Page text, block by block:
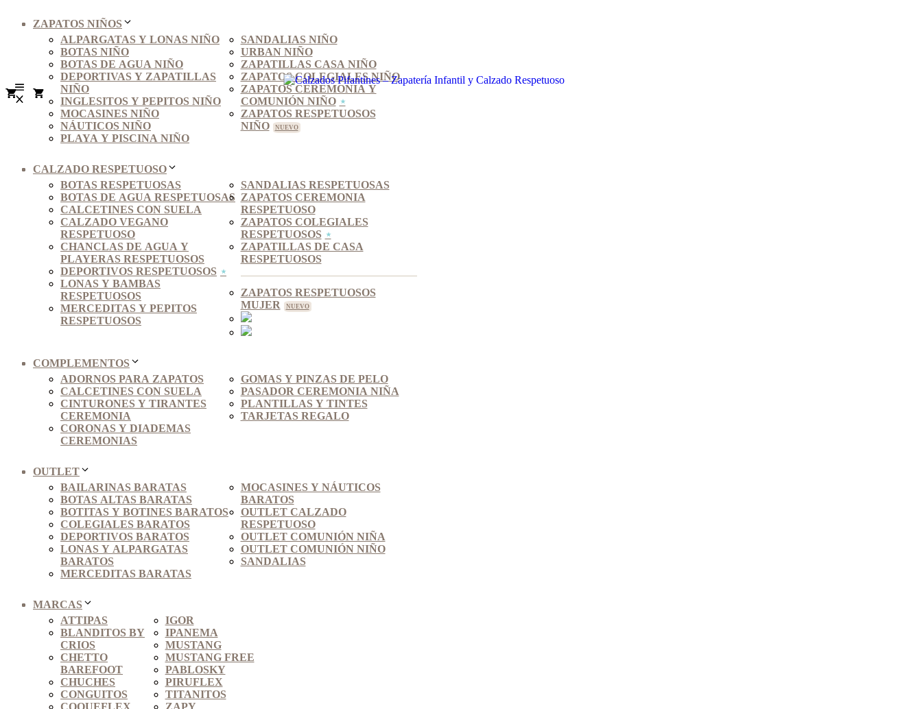
ZAPATOS NIÑOS
ALPARGATAS Y LONAS NIÑO
BOTAS NIÑO
BOTAS DE AGUA NIÑO
DEPORTIVAS Y ZAPATILLAS
NIÑO
INGLESITOS Y PEPITOS NIÑO
MOCASINES NIÑO
NÁUTICOS NIÑO
PLAYA Y PISCINA NIÑO
SANDALIAS NIÑO
URBAN NIÑO
ZAPATILLAS CASA NIÑO
ZAPATOS COLEGIALES NIÑO
ZAPATOS CEREMONIA Y
COMUNIÓN NIÑO
ZAPATOS RESPETUOSOS
NIÑO
CALZADO RESPETUOSO
BOTAS RESPETUOSAS
BOTAS DE AGUA RESPETUOSAS
CALCETINES CON SUELA
CALZADO VEGANO
RESPETUOSO
CHANCLAS DE AGUA Y
PLAYERAS RESPETUOSOS
DEPORTIVOS RESPETUOSOS
LONAS Y BAMBAS
RESPETUOSOS
MERCEDITAS Y PEPITOS
RESPETUOSOS
SANDALIAS RESPETUOSAS
ZAPATOS CEREMONIA
RESPETUOSO
ZAPATOS COLEGIALES
RESPETUOSOS
ZAPATILLAS DE CASA
RESPETUOSOS
ZAPATOS RESPETUOSOS
MUJER
COMPLEMENTOS
ADORNOS PARA ZAPATOS
CALCETINES CON SUELA
CINTURONES Y TIRANTES
CEREMONIA
CORONAS Y DIADEMAS
CEREMONIAS
GOMAS Y PINZAS DE PELO
PASADOR CEREMONIA NIÑA
PLANTILLAS Y TINTES
TARJETAS REGALO
OUTLET
BAILARINAS BARATAS
BOTAS ALTAS BARATAS
BOTITAS Y BOTINES BARATOS
COLEGIALES BARATOS
DEPORTIVOS BARATOS
LONAS Y ALPARGATAS
BARATOS
MERCEDITAS BARATAS
MOCASINES Y NÁUTICOS
BARATOS
OUTLET CALZADO
RESPETUOSO
OUTLET COMUNIÓN NIÑA
OUTLET COMUNIÓN NIÑO
SANDALIAS
MARCAS
ATTIPAS
BLANDITOS BY
CRIOS
CHETTO
BAREFOOT
CHUCHES
CONGUITOS
IGOR
IPANEMA
MUSTANG
MUSTANG FREE
PABLOSKY
PIRUFLEX
TITANITOS